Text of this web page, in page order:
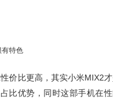
价比更高，其实小米MIX2
比优势，同时这部手机在